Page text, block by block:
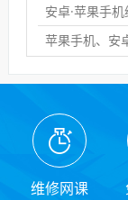
安卓·苹果手
维修网课